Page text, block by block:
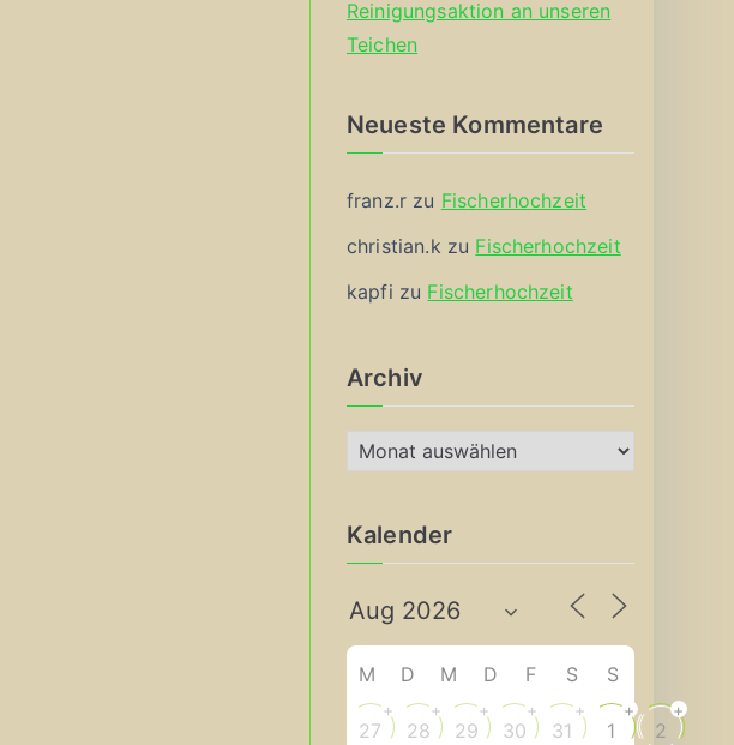
Reinigungsaktion an unseren
Teichen
Neueste Kommentare
franz.r zu Fischerhochzeit
christian.k zu Fischerhochzeit
kapfi zu Fischerhochzeit
Archiv
r
h
v
Kalender
M D M D F S S
27
+
28
+
29
+
30
+
31
+
1
+
2
+